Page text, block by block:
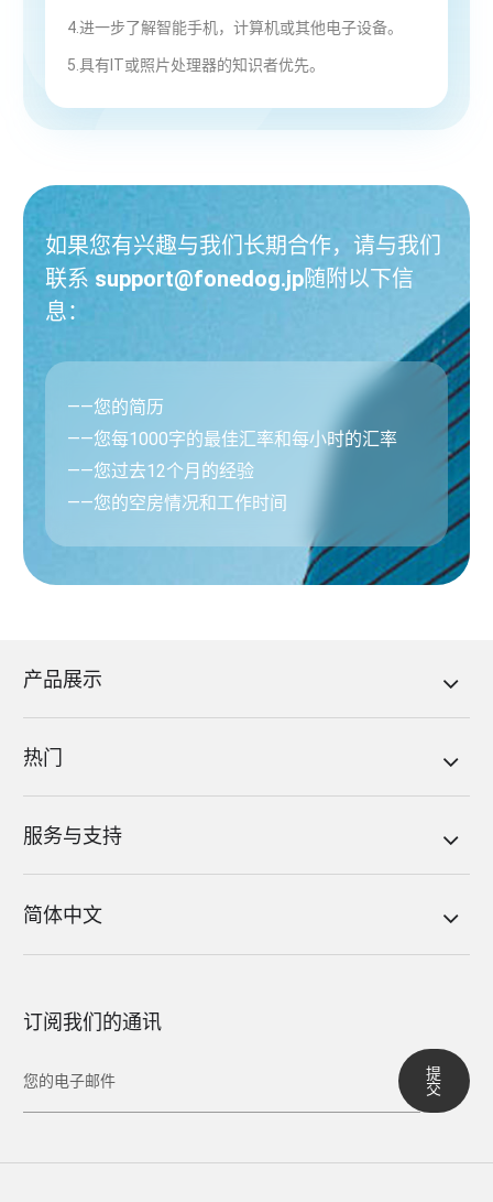
4.进一步了解智能手机，计算机或其他电子设备。
5.具有IT或照片处理器的知识者优先。
如果您有兴趣与我们长期合作，请与我们
联系 support@fonedog.jp随附以下信
息：
——您的简历
——您每1000字的最佳汇率和每小时的汇率
——您过去12个月的经验
——您的空房情况和工作时间
产品展示
热门
服务与支持
简体中文
订阅我们的通讯
提
交